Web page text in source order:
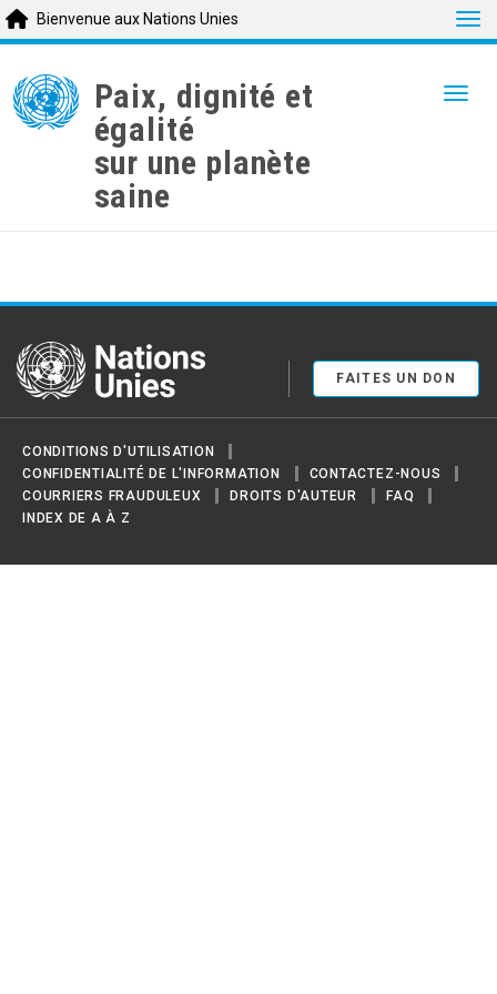
main
content
Bienvenue aux Nations Unies
Paix, dignité et
égalité
sur une planète
saine
United Nations
FAITES UN DON
CONDITIONS D'UTILISATION
CONFIDENTIALITÉ DE L'INFORMATION
CONTACTEZ-NOUS
COURRIERS FRAUDULEUX
DROITS D'AUTEUR
FAQ
INDEX DE A À Z